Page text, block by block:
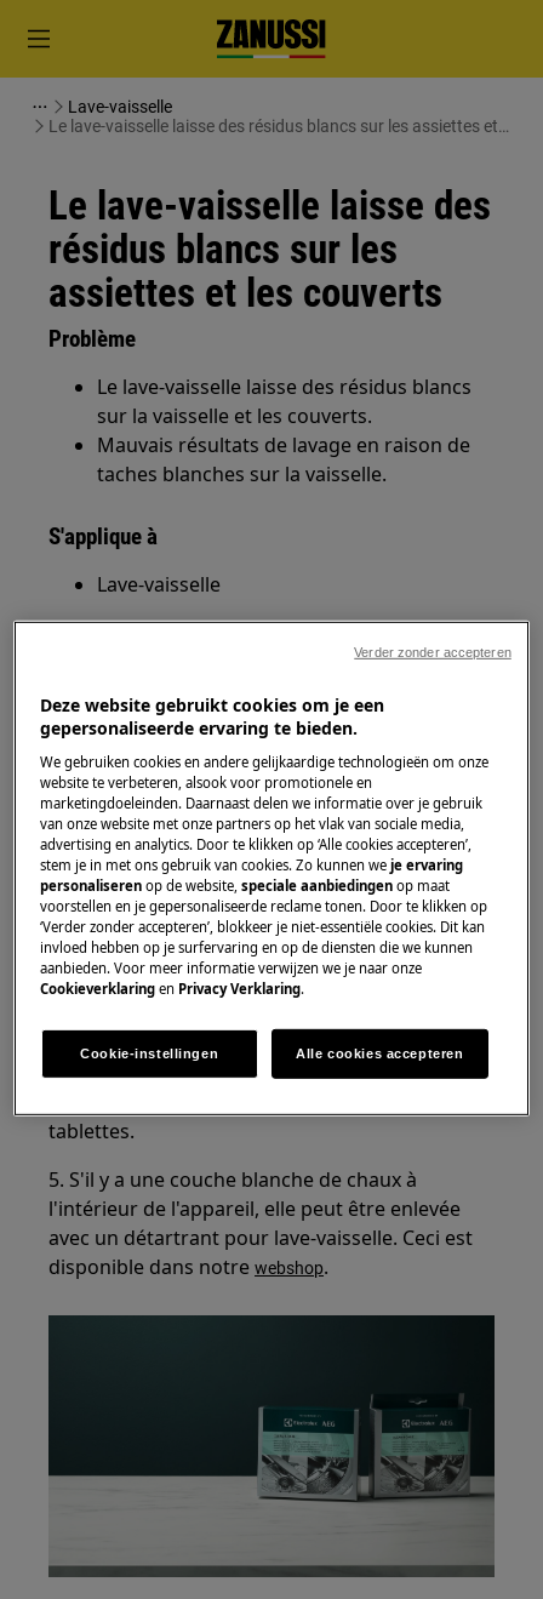
Lave-vaisselle
Le lave-vaisselle laisse des résidus blancs sur les assiettes et
Le lave-vaisselle laisse des
résidus blancs sur les
assiettes et les couverts
Problème
Le lave-vaisselle laisse des résidus blancs
sur la vaisselle et les couverts.
Mauvais résultats de lavage en raison de
taches blanches sur la vaisselle.
S'applique à
Lave-vaisselle
1. Vérifiez que le bouchon du réservoir de sel
ferme correctement et que le joint est en bon
état.
2. Vérifiez si le réservoir de sel est bien rempli.
3. Vérifiez que l'adoucisseur d'eau est
correctement réglé et correspond à la dureté de
l'eau de votre région. Reportez-vous aumanuel
d'utilisation pour le réglage correct de la dureté
de l'eau.
dure, vous devrez ajouter du sel et / ou du
produit de rinçage lorsque vous utilisez des
tablettes.
5. S'il y a une couche blanche de chaux à
l'intérieur de l'appareil, elle peut être enlevée
avec un détartrant pour lave-vaisselle. Ceci est
disponible dans notrewebshop.
Deze website gebruikt cookies om je een
gepersonaliseerde ervaring te bieden.
We gebruiken cookies en andere gelijkaardige technologieën om onze
website te verbeteren, alsook voor promotionele en
marketingdoeleinden. Daarnaast delen we informatie over je gebruik
van onze website met onze partners op het vlak van sociale media,
advertising en analytics. Door te klikken op ‘Alle cookies accepteren’,
stem je in met ons gebruik van cookies. Zo kunnen weje ervaring
personaliseren op de website,speciale aanbiedingen op maat
voorstellen en je gepersonaliseerde reclame tonen. Door te klikken op
‘Verder zonder accepteren’, blokkeer je niet-essentiële cookies. Dit kan
invloed hebben op je surfervaring en op de diensten die we kunnen
aanbieden. Voor meer informatie verwijzen we je naar onze
Cookieverklaring en Privacy Verklaring.
Cookie-instellingen Alle cookies accepteren
Verder zonder accepteren